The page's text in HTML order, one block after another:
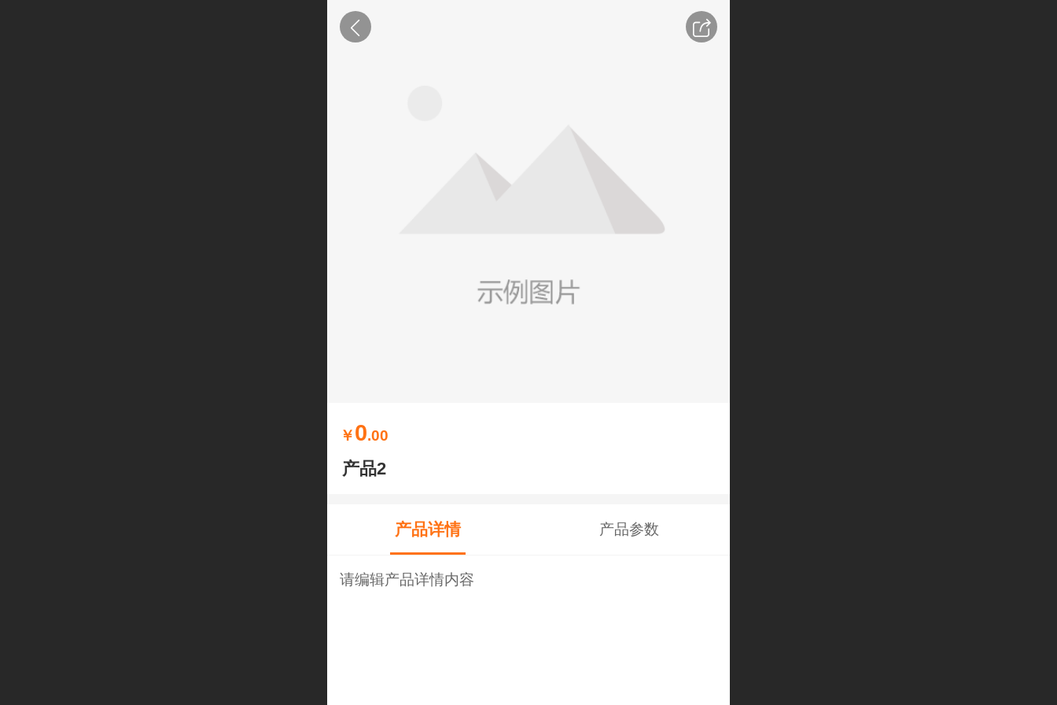
￥0.00
产品2
产品详情 产品参数
请编辑产品详情内容